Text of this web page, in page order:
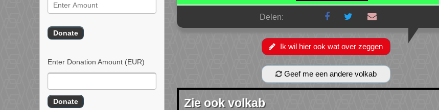
Enter Donation Amount (EUR)
Delen:
Ik wil hier ook wat over zeggen
Geef me een andere volkab
Zie ook volkab